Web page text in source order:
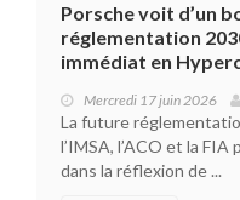
Porsche voit d’un
réglementation
immédiat en
Mercredi 17 juin 2026
La future
l’IMSA, l’ACO et la
dans la réflexion de ...